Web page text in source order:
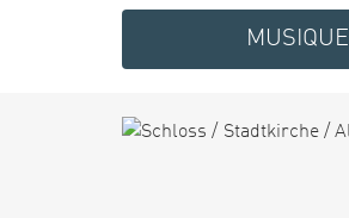
MUSIQUE